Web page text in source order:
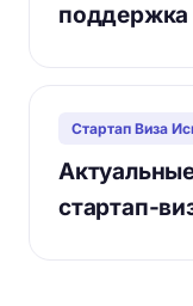
поддержка
Стартап Виза
стартап-